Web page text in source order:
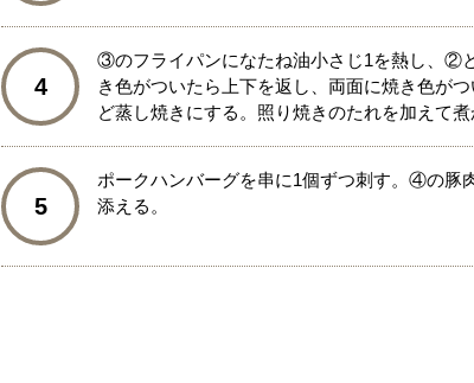
4
③のフライパンになたね油小さじ1を熱し、②
き色がついたら上下を返し、両面に焼き色が
ど蒸し焼きにする。照り焼きのたれを加えて煮
5
ポークハンバーグを串に1個ずつ刺す。④の豚
添える。